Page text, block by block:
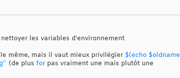
les variables d'environnement
même, mais il vaut mieux privilégier $(echo $oldname
(de plus for pas vraiment une mais plutôt une